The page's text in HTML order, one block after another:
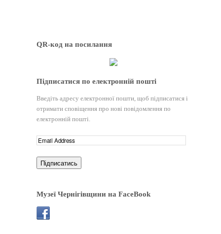
QR-код на посилання
Підписатися по електронній пошті
Введіть адресу електронної пошти, щоб підписатися і
отримати сповіщення про нові повідомлення по
електронній пошті.
Музеї Чернігівщини на FaceBook